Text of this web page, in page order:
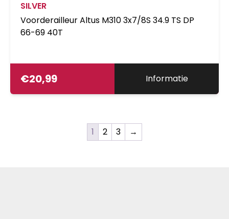
SILVER
Voorderailleur Altus M310 3x7/8S 34.9 TS DP
66-69 40T
€20,99 Informatie
1 2 3 →